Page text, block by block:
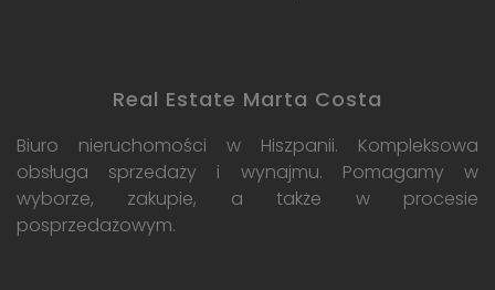
Real Estate Marta Costa
Biuro nieruchomości w Hiszpanii. Kompleksowa
obsługa sprzedaży i wynajmu. Pomagamy w
wyborze, zakupie, a także w procesie
posprzedażowym.